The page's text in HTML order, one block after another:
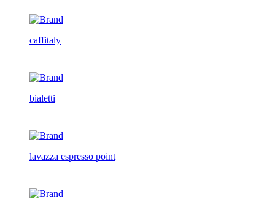
caffitaly
bialetti
lavazza espresso point